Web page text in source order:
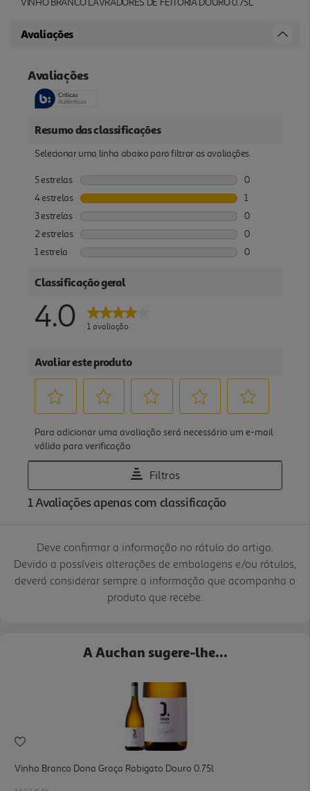
Avaliações
Deve confirmar a informação no rótulo do artigo.
Devido a possíveis alterações de embalagens e/ou rótulos,
deverá considerar sempre a informação que acompanha o
produto que recebe.
A Auchan sugere-lhe...
Vinho Branco Dona Graça Rabigato Douro 0.75l